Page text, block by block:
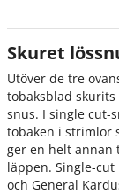
Skuret
Utöver de tre
tobaksblad
snus. I single cut-
tobaken i strimlor
ger en helt annan
läppen. Single-
och General